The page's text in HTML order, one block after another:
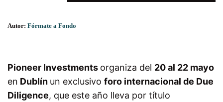
Autor: Fórmate a Fondo
Pioneer Investments organiza del 20 al 22 mayo
en Dublín un exclusivo foro internacional de Due
Diligence, que este año lleva por título